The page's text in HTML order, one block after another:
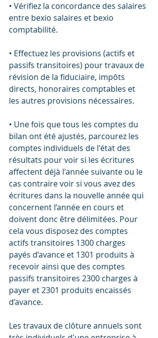
• Vérifiez la concordance des salaires
entre bexio salaires et bexio
comptabilité.
• Effectuez les provisions (actifs et
passifs transitoires) pour travaux de
révision de la fiduciaire, impôts
directs, honoraires comptables et
les autres provisions nécessaires.
• Une fois que tous les comptes du
bilan ont été ajustés, parcourez les
comptes individuels de l'état des
résultats pour voir si les écritures
affectent déjà l'année suivante ou le
cas contraire voir si vous avez des
écritures dans la nouvelle année qui
concernent l’année en cours et
doivent donc être délimitées. Pour
cela vous disposez des comptes
actifs transitoires 1300 charges
payés d’avance et 1301 produits à
recevoir ainsi que des comptes
passifs transitoires 2300 charges à
payer et 2301 produits encaissés
d’avance.
Les travaux de clôture annuels sont